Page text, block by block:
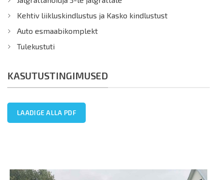
Kehtiv liikluskindlustus ja Kasko kindlustust
Auto esmaabikomplekt
Tulekustuti
KASUTUSTINGIMUSED
LAADIGE ALLA PDF